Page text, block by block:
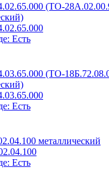
(ТО-
Есть
(ТО-
Есть
металлический
Есть